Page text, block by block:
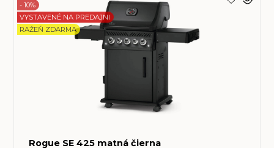
Rogue SE 425 matná čierna
- 10%
VYSTAVENÉ NA PREDAJNI
RAŽEŇ ZDARMA